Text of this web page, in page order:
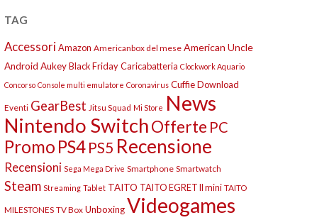
TAG
AccessoriAmazon Americanbox del mese American Uncle
Android AukeyBlack FridayCaricabatteria Clockwork Aquario
Concorso Console multi emulatore Coronavirus CuffieDownload
Eventi GearBest Jitsu Squad Mi Store News
Nintendo SwitchOfferte PC
Promo PS4PS5 Recensione
Recensioni Sega Mega Drive Smartphone Smartwatch
Steam Streaming Tablet TAITO TAITO EGRET II mini TAITO
MILESTONES TV Box UnboxingVideogames